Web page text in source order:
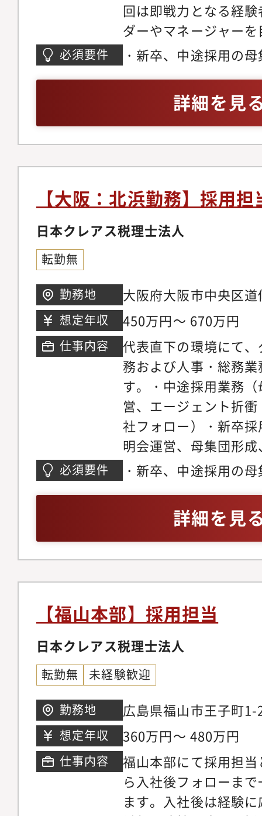
回は即戦力となる経
ダーやマネージャー
ます。ニーズに合わ
係性を築いてきた『
伝えしていき、組織
方を歓迎しておりま
採用業務（母集団形
既存の人材紹介会社
接対応、入社前後フ
集媒体の選定、WEB
成、会社説明会運営
マナー研修、新入社
ン等）・総務
必須要件
・新卒、中途採用の
詳細を見
【大阪：北浜勤務】採用担
日本クレアス税理士法人
転勤無
勤務地
大阪府大阪市中央区
ビル2・3階
想定年収 450万円～ 670万円
仕事内容
代表直下の環境にて
務および人事・総務
す。・中途採用業務
営、エージェント折
社フォロー）・新卒
明会運営、母集団形
フォロー）・入社前
調整等）・総務業務
フィス管理、勤怠管
ベント運営）※採用を
で幅広く担当しなが
ジャー候補として成
必須要件
・新卒、中途採用の
詳細を見
【福山本部】採用担当
日本クレアス税理士法人
転勤無 未経験歓迎
勤務地 広島県福山市王子町
想定年収 360万円～ 480万円
仕事内容
福山本部にて採用担
ら入社後フォローま
ます。入社後は経験